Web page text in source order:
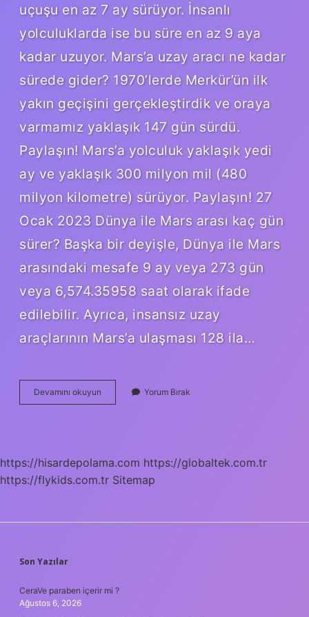
uçuşu en az 7 ay sürüyor. İnsanlı
yolculuklarda ise bu süre en az 9 aya
kadar uzuyor. Mars’a uzay aracı ne kadar
sürede gider? 1970’lerde Merkür’ün ilk
yakın geçişini gerçekleştirdik ve oraya
varmamız yaklaşık 147 gün sürdü.
Paylaşın! Mars’a yolculuk yaklaşık yedi
ay ve yaklaşık 300 milyon mil (480
milyon kilometre) sürüyor. Paylaşın! 27
Ocak 2023 Dünya ile Mars arası kaç gün
sürer? Başka bir deyişle, Dünya ile Mars
arasındaki mesafe 9 ay veya 273 gün
veya 6,574.35958 saat olarak ifade
edilebilir. Ayrıca, insansız uzay
araçlarının Mars’a ulaşması 128 ila…
Devamını okuyun
Gitmek
Yorum Bırak
https://hisardepolama.com https://globaltek.com.tr
https://flykids.com.tr Sitemap
SIDEBAR
Son Yazılar
CeraVe paraben içerir mi ?
Ağustos 6, 2026